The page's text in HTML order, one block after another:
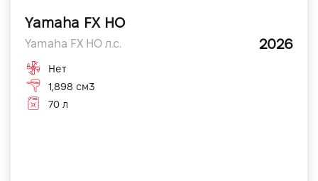
Yamaha FX HO
Yamaha FX HO л.с. 2026
Нет
1,898 см3
70 л